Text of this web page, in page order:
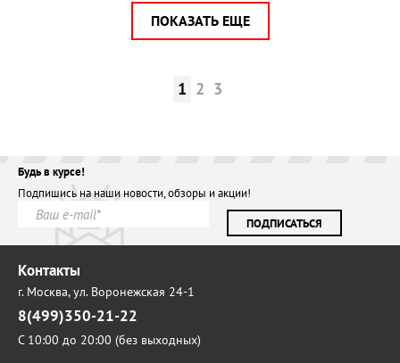
ПОКАЗАТЬ ЕЩЕ
1 2 3
Будь в курсе!
Подпишись на наши новости, обзоры и акции!
ПОДПИСАТЬСЯ
Контакты
г. Москва,ул. Воронежская 24-1
8(499)350-21-22
С 10:00 до 20:00 (без выходных)